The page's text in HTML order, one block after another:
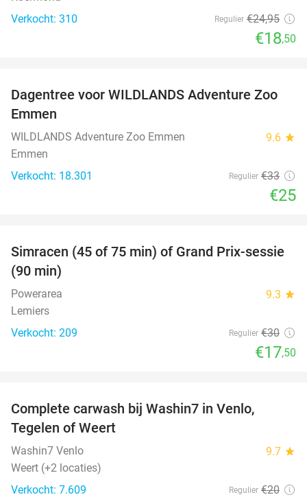
Verkocht: 310
Regulier €24,95
€18,50
24%
Dagentree voor WILDLANDS Adventure Zoo
Emmen
WILDLANDS Adventure Zoo Emmen 9.6 star
Emmen
Verkocht: 18.301
Regulier €33
€25
42%
Simracen (45 of 75 min) of Grand Prix-sessie
(90 min)
Powerarea 9.3 star
Lemiers
Verkocht: 209
Regulier €30
€17,50
Complete carwash bij Washin7 in Venlo,
Tegelen of Weert
Washin7 Venlo 9.7 star
Weert (+2 locaties)
Verkocht: 7.609
Regulier €20